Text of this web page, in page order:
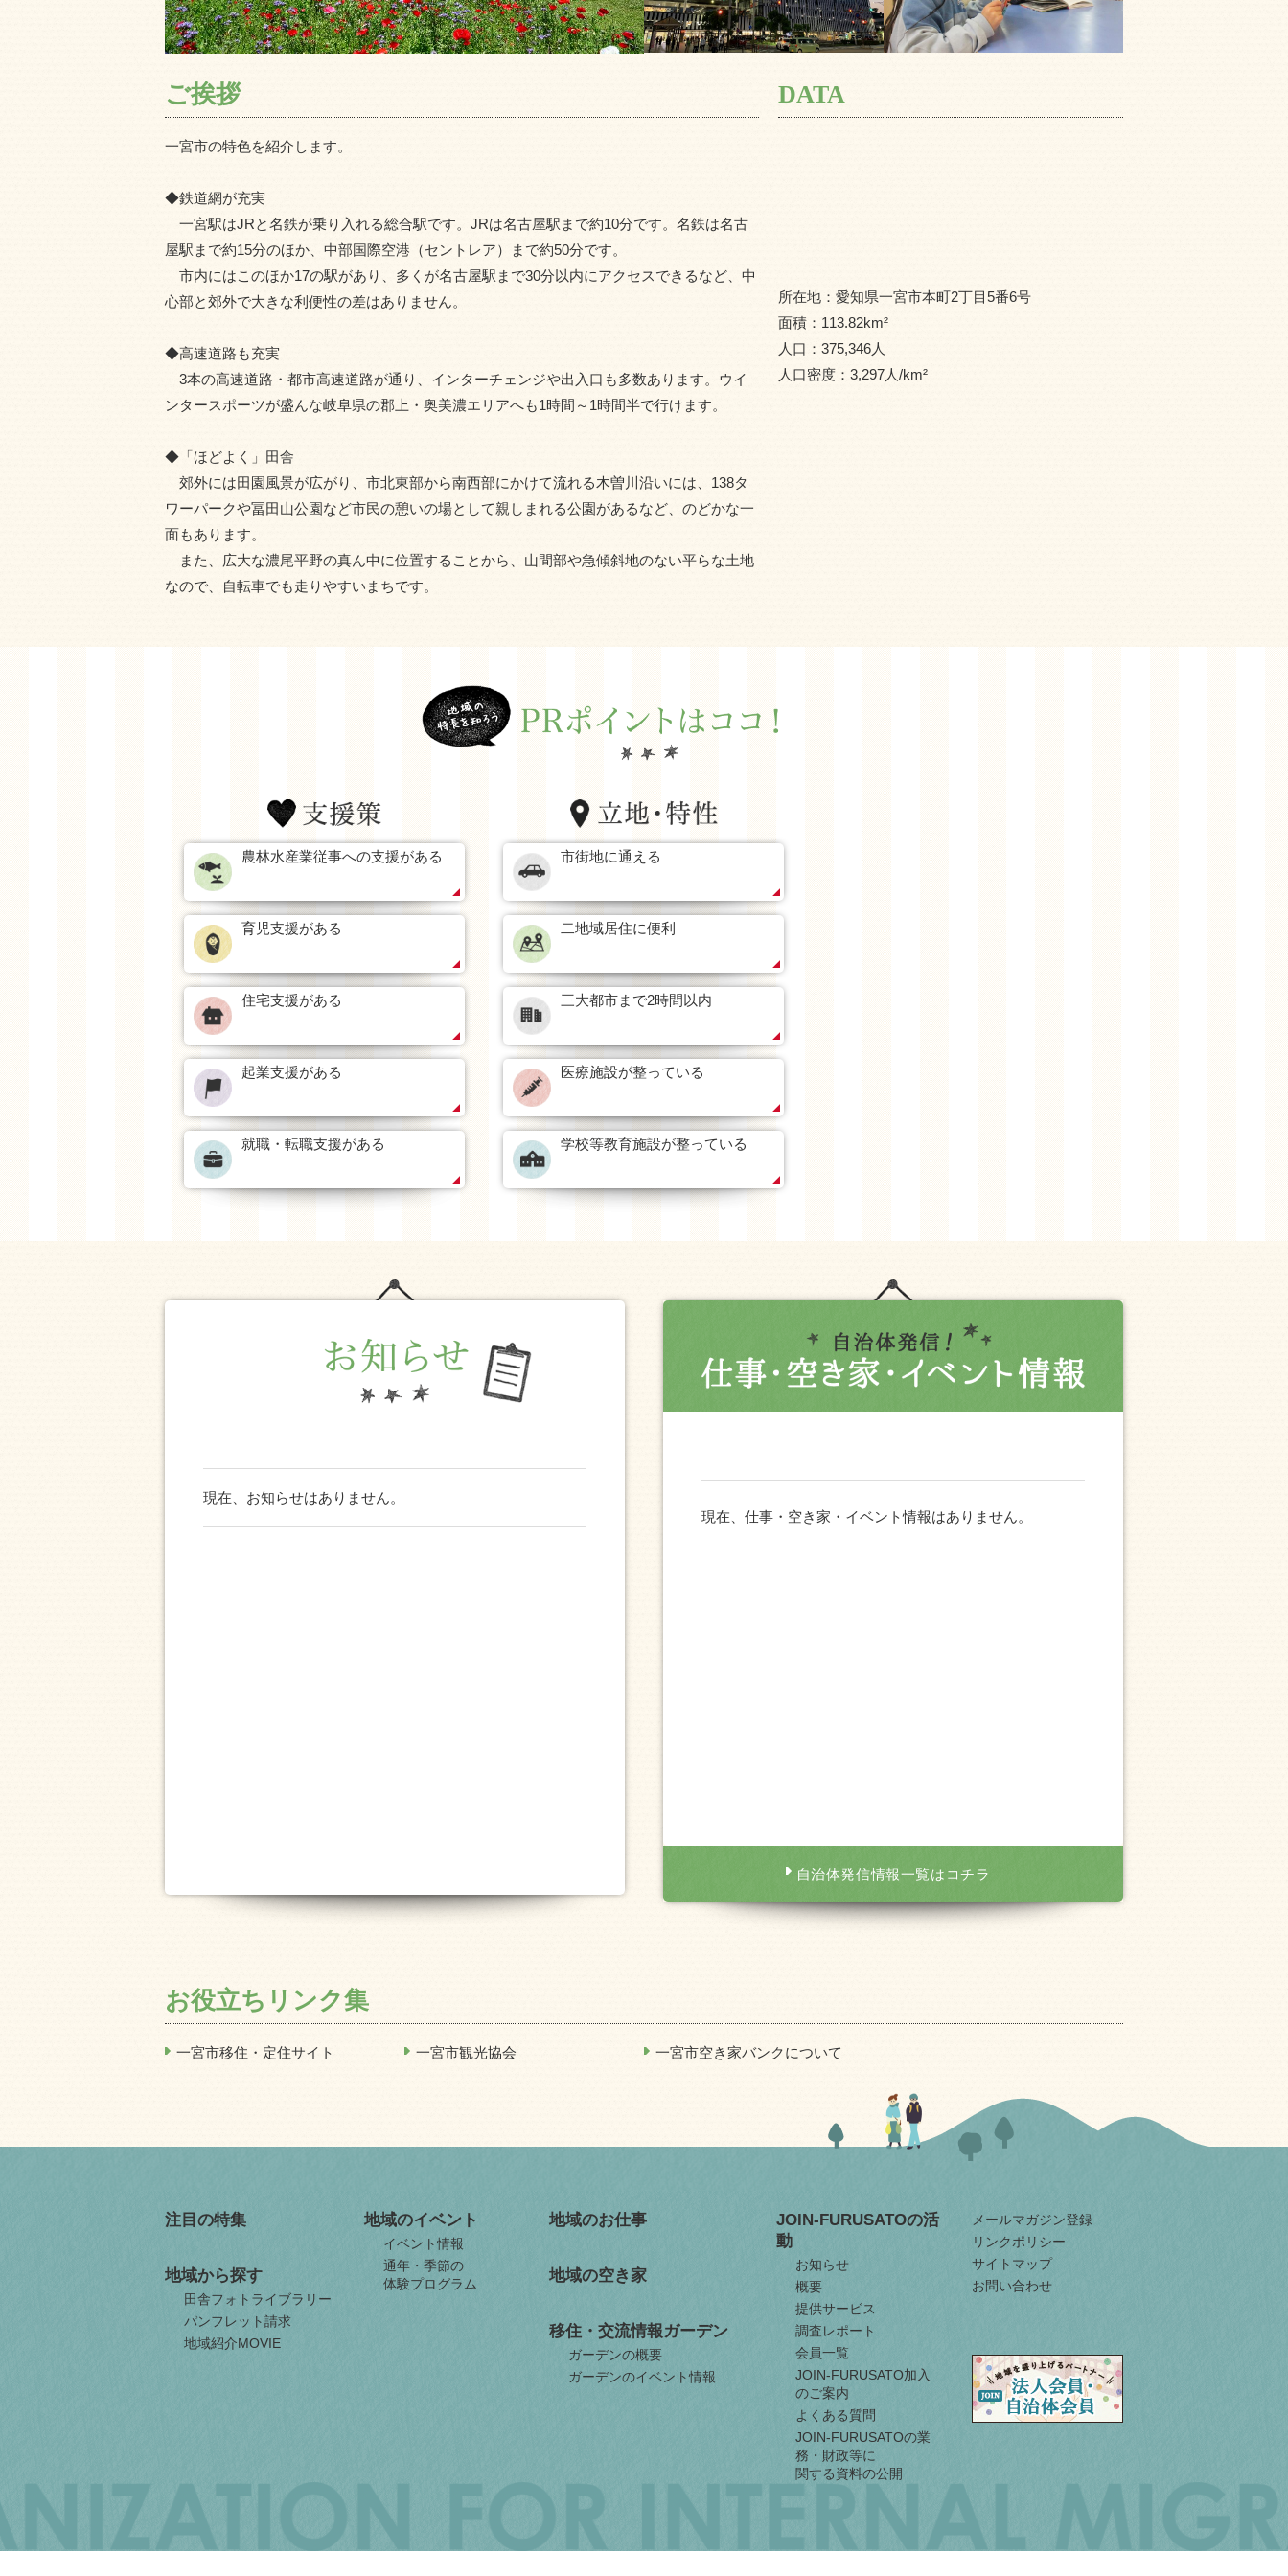
ご挨拶
一宮市の特色を紹介します。
◆鉄道網が充実
一宮駅はJRと名鉄が乗り入れる総合駅です。JRは名古屋駅まで約10分です。名鉄は名古
屋駅まで約15分のほか、中部国際空港（セントレア）まで約50分です。
市内にはこのほか17の駅があり、多くが名古屋駅まで30分以内にアクセスできるなど、中
心部と郊外で大きな利便性の差はありません。
◆高速道路も充実
3本の高速道路・都市高速道路が通り、インターチェンジや出入口も多数あります。ウイ
ンタースポーツが盛んな岐阜県の郡上・奥美濃エリアへも1時間～1時間半で行けます。
◆「ほどよく」田舎
郊外には田園風景が広がり、市北東部から南西部にかけて流れる木曽川沿いには、138タ
ワーパークや冨田山公園など市民の憩いの場として親しまれる公園があるなど、のどかな一
面もあります。
また、広大な濃尾平野の真ん中に位置することから、山間部や急傾斜地のない平らな土地
なので、自転車でも走りやすいまちです。
DATA
所在地： 愛知県一宮市本町2丁目5番6号
面積： 113.82km²
人口： 375,346人
人口密度： 3,297人/km²
農林水産業従事への支援がある
育児支援がある
住宅支援がある
起業支援がある
就職・転職支援がある
市街地に通える
二地域居住に便利
三大都市まで2時間以内
医療施設が整っている
学校等教育施設が整っている
現在、お知らせはありません。
現在、仕事・空き家・イベント情報はありません。
自治体発信情報一覧はコチラ
お役立ちリンク集
一宮市移住・定住サイト 一宮市観光協会 一宮市空き家バンクについて
注目の特集
地域から探す
田舎フォトライブラリー
パンフレット請求
地域紹介MOVIE
地域のイベント
イベント情報
通年・季節の
体験プログラム
地域のお仕事
地域の空き家
移住・交流情報ガーデン
ガーデンの概要
ガーデンのイベント情報
JOIN-FURUSATOの活
動
お知らせ
概要
提供サービス
調査レポート
会員一覧
JOIN-FURUSATO加入
のご案内
よくある質問
JOIN-FURUSATOの業
務・財政等に
関する資料の公開
メールマガジン登録
リンクポリシー
サイトマップ
お問い合わせ
JAPAN
ORGANIZATION
FOR
INTERNAL